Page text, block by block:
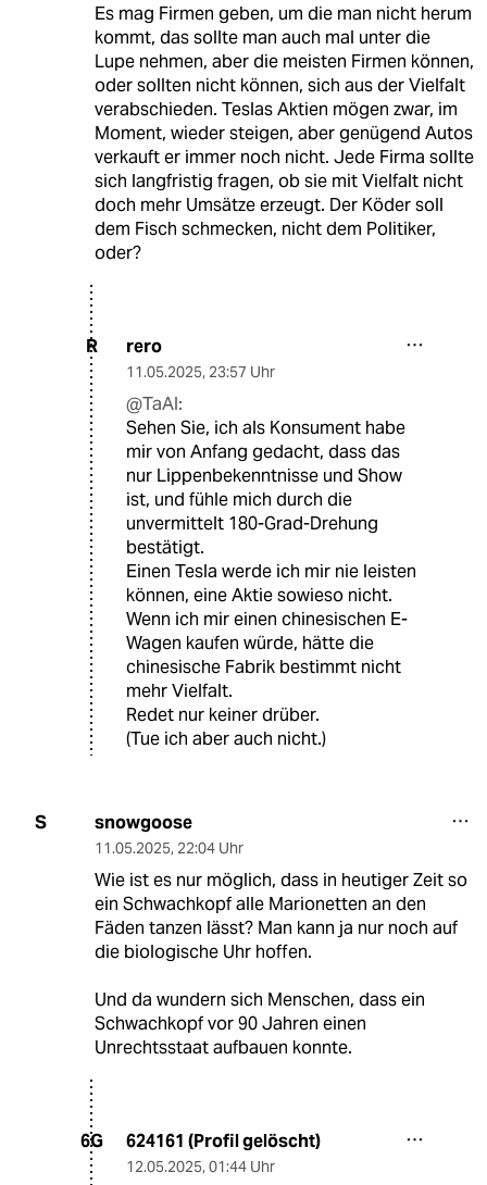
Es mag Firmen geben, um die man nicht herum
kommt, das sollte man auch mal unter die
Lupe nehmen, aber die meisten Firmen können,
oder sollten nicht können, sich aus der Vielfalt
verabschieden. Teslas Aktien mögen zwar, im
Moment, wieder steigen, aber genügend Autos
verkauft er immer noch nicht. Jede Firma sollte
sich langfristig fragen, ob sie mit Vielfalt nicht
doch mehr Umsätze erzeugt. Der Köder soll
dem Fisch schmecken, nicht dem Politiker,
oder?
R rero
11.05.2025, 23:57 Uhr
@TaAl:
Sehen Sie, ich als Konsument habe
mir von Anfang gedacht, dass das
nur Lippenbekenntnisse und Show
ist, und fühle mich durch die
unvermittelt 180-Grad-Drehung
bestätigt.
Einen Tesla werde ich mir nie leisten
können, eine Aktie sowieso nicht.
Wenn ich mir einen chinesischen E-
Wagen kaufen würde, hätte die
chinesische Fabrik bestimmt nicht
mehr Vielfalt.
Redet nur keiner drüber.
(Tue ich aber auch nicht.)
S snowgoose
11.05.2025, 22:04 Uhr
Wie ist es nur möglich, dass in heutiger Zeit so
ein Schwachkopf alle Marionetten an den
Fäden tanzen lässt? Man kann ja nur noch auf
die biologische Uhr hoffen.
Und da wundern sich Menschen, dass ein
Schwachkopf vor 90 Jahren einen
Unrechtsstaat aufbauen konnte.
6G 624161 (Profil gelöscht)
12.05.2025, 01:44 Uhr